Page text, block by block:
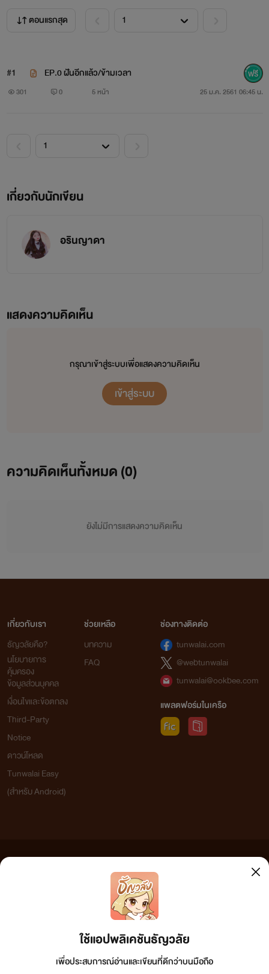
ตอนแรกสุด
#1 EP.0 ฝันอีกแล้ว/ข้ามเวลา
301 0 5 หน้า 25 ม.ค. 2561 06:45 น.
เกี่ยวกับนักเขียน
อรินญาดา
แสดงความคิดเห็น
กรุณาเข้าสู่ระบบเพื่อแสดงความคิดเห็น
เข้าสู่ระบบ
ความคิดเห็นทั้งหมด (0)
ยังไม่มีการแสดงความคิดเห็น
ใช้แอปพลิเคชันธัญวลัย
เพื่อประสบการณ์อ่านและเขียนที่ดีกว่าบนมือถือ
เกี่ยวกับเรา
ธัญวลัยคือ?
นโยบายการ
คุ้มครอง
ข้อมูลส่วนบุคคล
เงื่อนไขและข้อตกลง
Third-Party
Notice
ดาวน์โหลด
Tunwalai Easy
(สำหรับ Android)
ช่วยเหลือ
บทความ
FAQ
ช่องทางติดต่อ
tunwalai.com
@webtunwalai
tunwalai@ookbee.com
แพลตฟอร์มในเครือ
เว็บไซต์แห่งนี้ไม่ได้เห็นด้วยและไม่ขอรับผิดชอบต่อข้อความใดๆ ทั้งสิ้น ดังนั้นผู้อ่านทุกท่านโปรดใช้
วิจารณญาณในการกลั่นกรองด้วยตนเอง และหากท่านพบข้อความใดๆ ที่ขัดต่อกฎหมายและศีลธรรม
กรุณาแจ้งมาที่ tunwalai@ookbee.com เพื่อทีมงานจะได้ดำเนินการในทันที ทั้งนี้ ทางเว็บไซต์ขอสงวน
ลิขสิทธิ์ตามพระราชบัญญัติลิขสิทธิ์ (ฉบับเพิ่มเติม) พ.ศ.2558